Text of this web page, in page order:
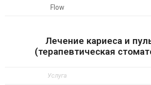
Flow
Лечение кариеса и
(терапевтическая
Услуга